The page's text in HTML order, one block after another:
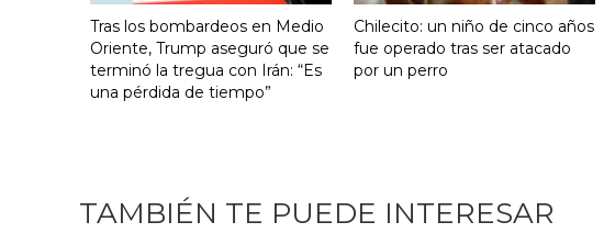
Tras los bombardeos en Medio
Oriente, Trump aseguró que se
terminó la tregua con Irán: “Es
una pérdida de tiempo”
Chilecito: un niño de cinco años
fue operado tras ser atacado
por un perro
TAMBIÉN TE PUEDE INTERESAR